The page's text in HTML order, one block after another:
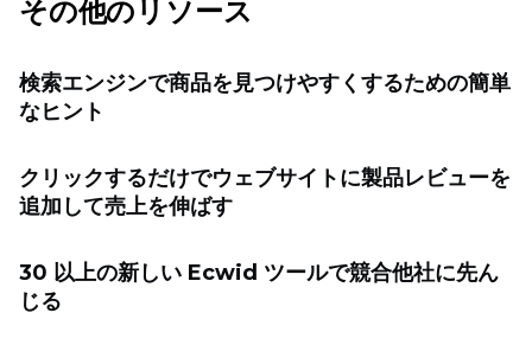
その他のリソース
検索エンジンで商品を見つけやすくするための簡単
なヒント
クリックするだけでウェブサイトに製品レビューを
追加して売上を伸ばす
30 以上の新しい Ecwid ツールで競合他社に先ん
じる